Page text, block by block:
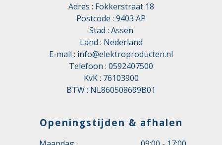
Adres : Fokkerstraat 18
Postcode : 9403 AP
Stad : Assen
Land : Nederland
E-mail : info@elektroproducten.nl
Telefoon : 0592407500
KvK : 76103900
BTW : NL860508699B01
Openingstijden & afhalen